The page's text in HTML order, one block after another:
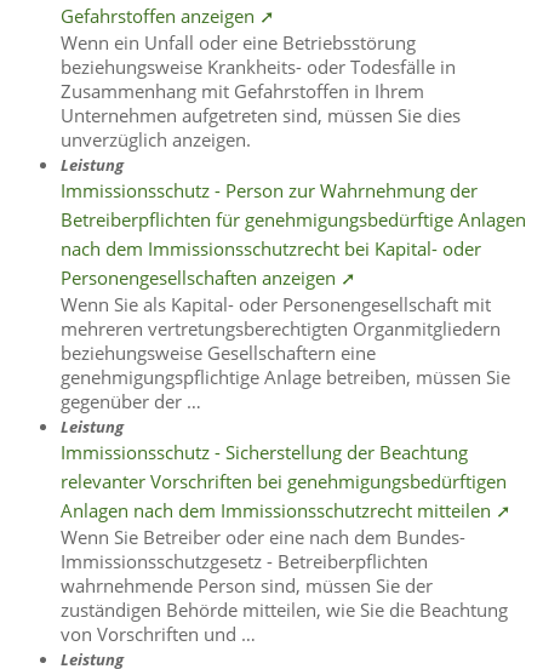
Gefahrstoffen anzeigen ➚
Wenn ein Unfall oder eine Betriebsstörung
beziehungsweise Krankheits- oder Todesfälle in
Zusammenhang mit Gefahrstoffen in Ihrem
Unternehmen aufgetreten sind, müssen Sie dies
unverzüglich anzeigen.
Leistung
Immissionsschutz - Person zur Wahrnehmung der
Betreiberpflichten für genehmigungsbedürftige Anlagen
nach dem Immissionsschutzrecht bei Kapital- oder
Personengesellschaften anzeigen ➚
Wenn Sie als Kapital- oder Personengesellschaft mit
mehreren vertretungsberechtigten Organmitgliedern
beziehungsweise Gesellschaftern eine
genehmigungspflichtige Anlage betreiben, müssen Sie
gegenüber der …
Leistung
Immissionsschutz - Sicherstellung der Beachtung
relevanter Vorschriften bei genehmigungsbedürftigen
Anlagen nach dem Immissionsschutzrecht mitteilen ➚
Wenn Sie Betreiber oder eine nach dem Bundes-
Immissionsschutzgesetz - Betreiberpflichten
wahrnehmende Person sind, müssen Sie der
zuständigen Behörde mitteilen, wie Sie die Beachtung
von Vorschriften und …
Leistung